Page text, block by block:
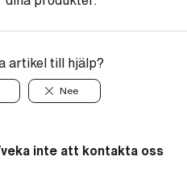
artikel till hjälp?
Nee
inte att kontakta oss